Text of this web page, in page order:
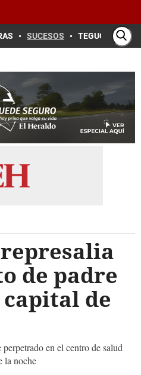
SUCESOS TEGUCIGALPA
de padre
de
en el centro de salud
la noche